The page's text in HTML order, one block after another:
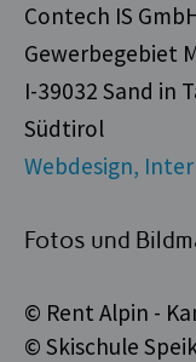
Contech IS
Gewerbegebiet
I-39032 Sand in
Südtirol
Webdesign,
Fotos und
© Rent Alpin -
© Skischule